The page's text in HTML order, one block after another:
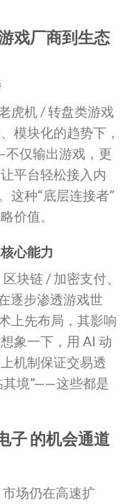
戏厂商到生态
虎机 / 转盘类游戏
模块化的趋势下，
仅输出游戏，更
平台轻松接入内
这种“底层连接者”
价值。
心能力
块链 / 加密支付、
逐步渗透游戏世
上先布局，其影响
象一下，用 AI 动
机制保证交易透
其境”——这些都是
子 的机会通道
场仍在高速扩